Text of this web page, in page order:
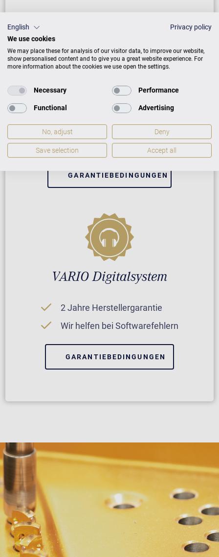
Neuinstrument
5 Jahre Herstellergarantie
Reparatur durch Fachleute
GARANTIEBEDINGUNGEN
VARIO Digitalsystem
2 Jahre Herstellergarantie
Wir helfen bei Softwarefehlern
GARANTIEBEDINGUNGEN
English
Privacy policy
We use cookies
We may place these for analysis of our visitor data, to improve our website,
show personalised content and to give you a great website experience. For
more information about the cookies we use open the settings.
Necessary Performance
Functional Advertising
No, adjust Deny
Save selection Accept all